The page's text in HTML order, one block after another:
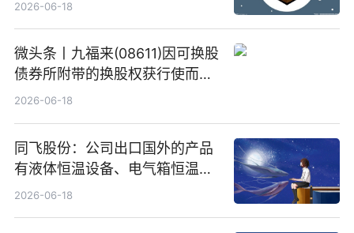
2026-06-18
微头条丨九福来(08611)因可换股
债券所附带的换股权获行使而发
行5200万股
2026-06-18
同飞股份：公司出口国外的产品
有液体恒温设备、电气箱恒温装
置、纯水冷却单元和特种换热器
2026-06-18